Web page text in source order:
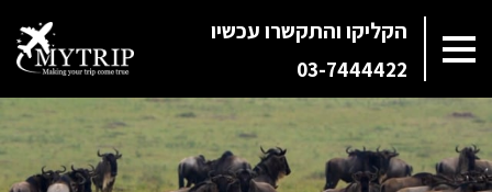
הקליקו והתקשרו עכשיו
03-7444422